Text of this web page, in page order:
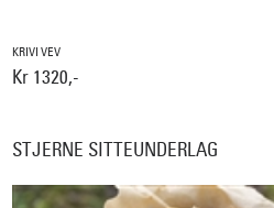
KRIVI VEV
Kr 1320,-
STJERNE SITTEUNDERLAG